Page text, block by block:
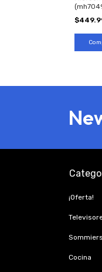
¡Oferta!
Sommiers
Cocina